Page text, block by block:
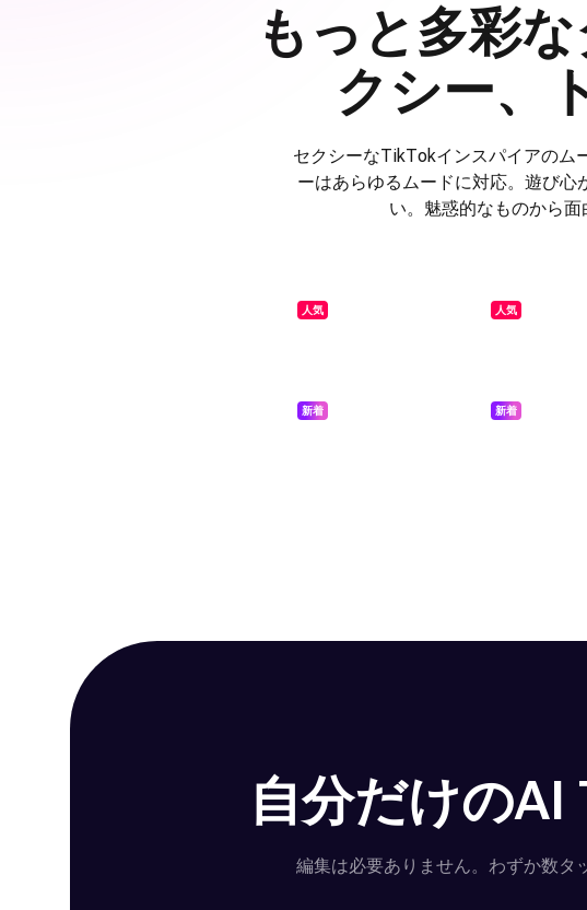
もっと多彩
クシー、
セクシーなTikTokインスパイアのム
ーはあらゆるムードに対応。遊び心
い。魅惑的なものから
人気 人気
新着 新着
自分だけの
編集は必要ありません。わずか数タ